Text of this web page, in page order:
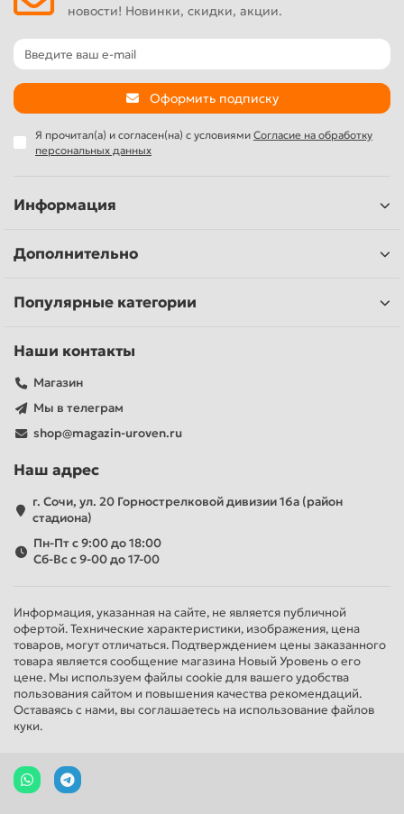
новости! Новинки, скидки, акции.
Оформить подписку
Я прочитал(а) и согласен(на) с условиями Согласие на обработку
персональных данных
Информация
Дополнительно
Популярные категории
Наши контакты
Магазин
Мы в телеграм
shop@magazin-uroven.ru
Наш адрес
г. Сочи, ул. 20 Горнострелковой дивизии 16а (район
стадиона)
Пн-Пт с 9:00 до 18:00
Сб-Вс с 9-00 до 17-00
Информация, указанная на сайте, не является публичной
офертой. Технические характеристики, изображения, цена
товаров, могут отличаться. Подтверждением цены заказанного
товара является сообщение магазина Новый Уровень о его
цене. Мы используем файлы cookie для вашего удобства
пользования сайтом и повышения качества рекомендаций.
Оставаясь с нами, вы соглашаетесь на использование файлов
куки.